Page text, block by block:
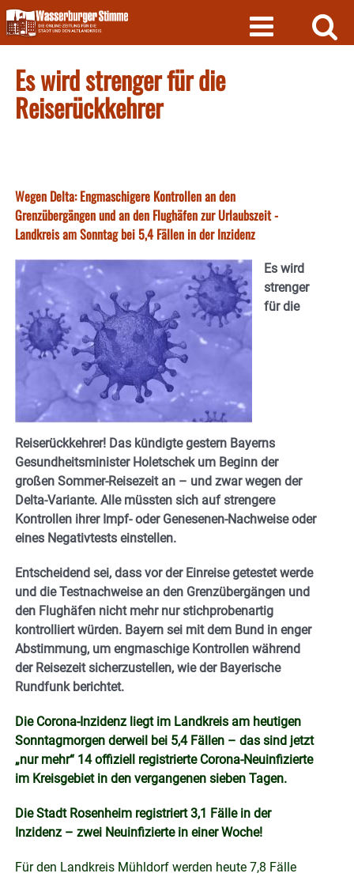
Skip
to
content
Es wird strenger für die
Reiserückkehrer
Wegen Delta: Engmaschigere Kontrollen an den
Grenzübergängen und an den Flughäfen zur Urlaubszeit -
Landkreis am Sonntag bei 5,4 Fällen in der Inzidenz
Es wird
strenger
für die
Reiserückkehrer! Das kündigte gestern Bayerns
Gesundheitsminister Holetschek um Beginn der
großen Sommer-Reisezeit an – und zwar wegen der
Delta-Variante. Alle müssten sich auf strengere
Kontrollen ihrer Impf- oder Genesenen-Nachweise oder
eines Negativtests einstellen.
Entscheidend sei, dass vor der Einreise getestet werde
und die Testnachweise an den Grenzübergängen und
den Flughäfen nicht mehr nur stichprobenartig
kontrolliert würden. Bayern sei mit dem Bund in enger
Abstimmung, um engmaschige Kontrollen während
der Reisezeit sicherzustellen, wie der Bayerische
Rundfunk berichtet.
Die Corona-Inzidenz liegt im Landkreis am heutigen
Sonntagmorgen derweil bei 5,4 Fällen – das sind jetzt
„nur mehr“ 14 offiziell registrierte Corona-Neuinfizierte
im Kreisgebiet in den vergangenen sieben Tagen.
Die Stadt Rosenheim registriert 3,1 Fälle in der
Inzidenz – zwei Neuinfizierte in einer Woche!
Für den Landkreis Mühldorf werden heute 7,8 Fälle